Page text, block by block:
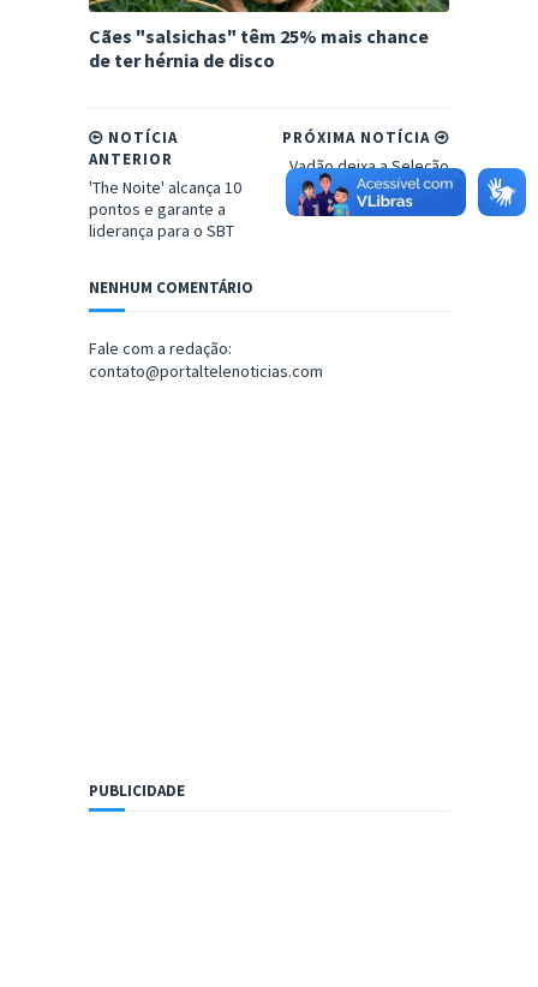
Cães "salsichas" têm 25% mais chance
de ter hérnia de disco
PRÓXIMA NOTÍCIA
Vadão deixa a Seleção
Brasileira Feminina
NOTÍCIA
ANTERIOR
'The Noite' alcança 10
pontos e garante a
liderança para o SBT
NENHUM COMENTÁRIO
Fale com a redação:
contato@portaltelenoticias.com
PUBLICIDADE